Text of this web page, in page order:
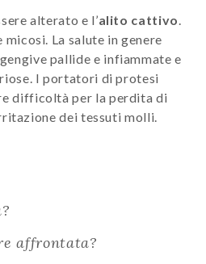
alterato e l’alito cattivo.
La salute in genere
pallide e infiammate e
I portatori di protesi
difficoltà per la perdita di
dei tessuti molli.
affrontata?